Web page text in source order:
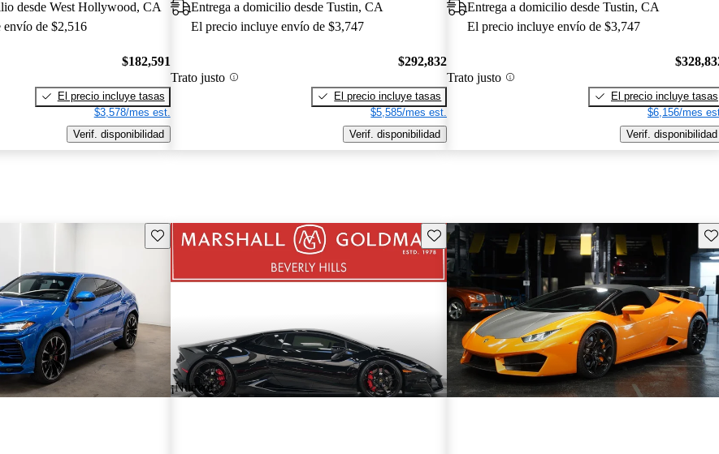
desde West Hollywood, CA
de $2,516
$182,591
El precio incluye tasas
$3,578/mes est.
Verif. disponibilidad
Entrega a domicilio desde Tustin, CA
El precio incluye envío de $3,747
Trato justo
$292,832
El precio incluye tasas
$5,585/mes est.
Verif. disponibilidad
Entrega a domicilio desde Tustin, CA
El precio incluye envío de $3,747
Trato justo
El precio incluye tasas
$6,156/mes
Verif. disponibilidad
Guarda este Aviso
¡Nuevo!
Guarda este Aviso